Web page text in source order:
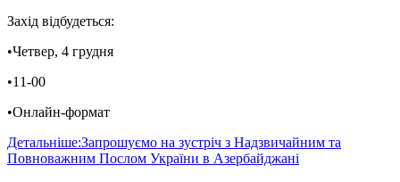
Захід відбудеться:
•Четвер, 4 грудня
•11-00
•Онлайн-формат
Детальніше:Запрошуємо на зустріч з Надзвичайним та
Повноважним Послом України в Азербайджані